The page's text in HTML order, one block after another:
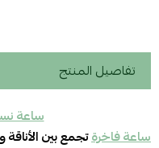
تفاصيل المنتج
ساعة
ساعة فاخرةتجمع بين